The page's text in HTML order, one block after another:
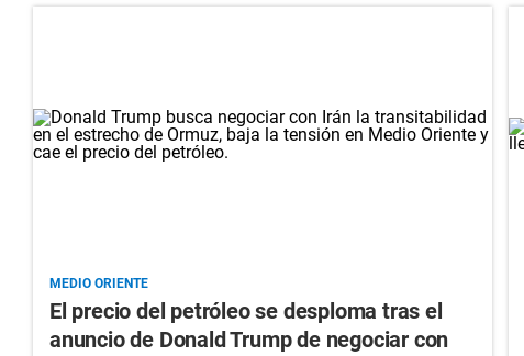
MEDIO ORIENTE
El precio del petróleo se desploma tras el
anuncio de Donald Trump de negociar con